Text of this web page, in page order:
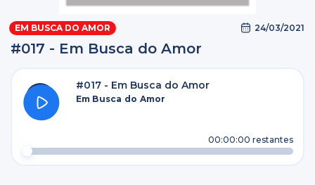
EM BUSCA DO AMOR 24/03/2021
#017 - Em Busca do Amor
#017 - Em Busca do Amor
Em Busca do Amor
00:00:00 restantes